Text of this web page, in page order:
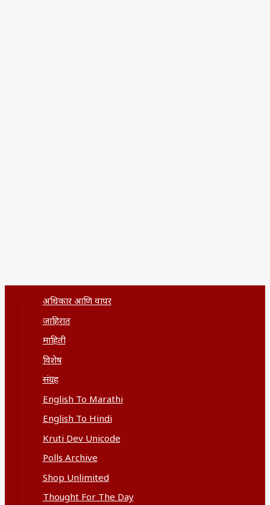
अधिकार आणि वापर
जाहिरात
माहिती
विशेष
संग्रह
English To Marathi
English To Hindi
Kruti Dev Unicode
Polls Archive
Shop Unlimited
Thought For The Day